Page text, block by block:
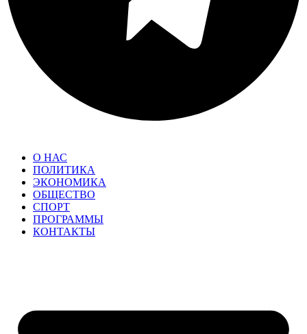
О НАС
ПОЛИТИКА
ЭКОНОМИКА
ОБЩЕСТВО
СПОРТ
ПРОГРАММЫ
КОНТАКТЫ